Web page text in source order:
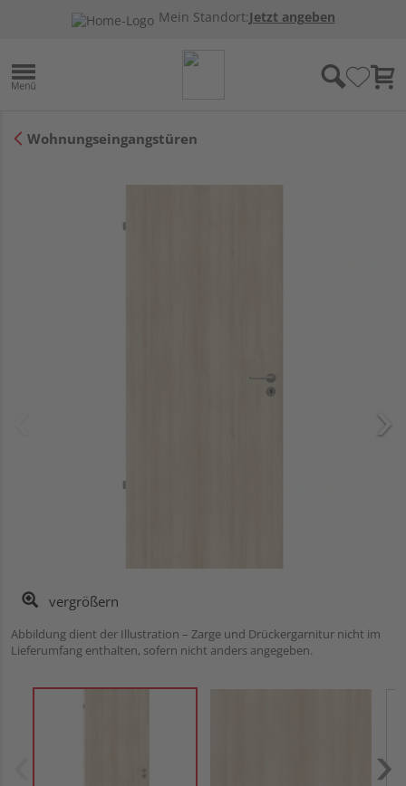
Mein Standort:Jetzt angeben
Wohnungseingangstüren
vergrößern
Abbildung dient der Illustration – Zarge und Drückergarnitur nicht im
Lieferumfang enthalten, sofern nicht anders angegeben.